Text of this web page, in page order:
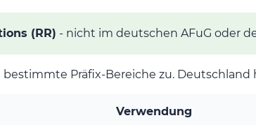
(RR) - nicht im deutschen AFuG oder
Präfix-Bereiche zu. Deutschland
Verwendung